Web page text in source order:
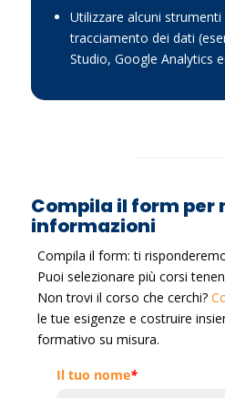
Utilizzare alcuni strumenti
tracciamento dei dati
Studio, Google Analytics
Compila il form per
informazioni
Compila il form: ti
Puoi selezionare più corsi
Non trovi il corso che cerchi?
le tue esigenze e costruire
formativo su misura.
Il tuo nome*